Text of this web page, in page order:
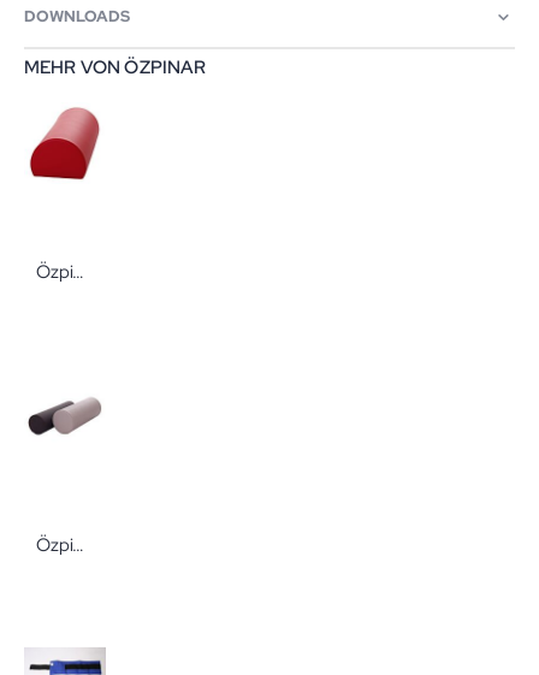
DOWNLOADS
MEHR VON ÖZPINAR
Özpinar Dreiviertelrollen von Özpinar
Özpinar Knierolle 60 cm Ø 18 cm